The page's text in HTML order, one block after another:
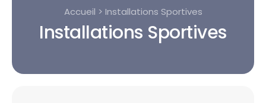
Accueil > Installations Sportives
Installations Sportives